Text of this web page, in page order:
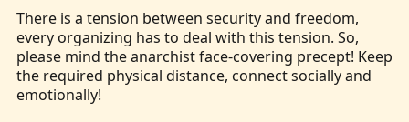
There is a tension between security and freedom,
every organizing has to deal with this tension. So,
please mind the anarchist face-covering precept! Keep
the required physical distance, connect socially and
emotionally!